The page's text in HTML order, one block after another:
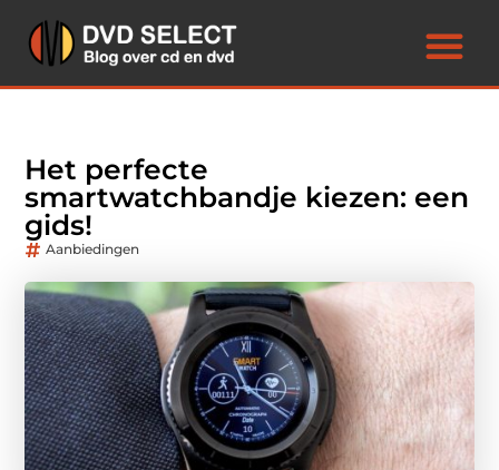
Het perfecte
smartwatchbandje kiezen: een
gids!
Aanbiedingen